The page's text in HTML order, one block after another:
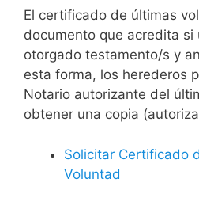
El certificado de últimas
documento que acredita si
otorgado testamento/s y
esta forma, los herederos
Notario autorizante del
obtener una copia
Solicitar Certificado
Voluntad